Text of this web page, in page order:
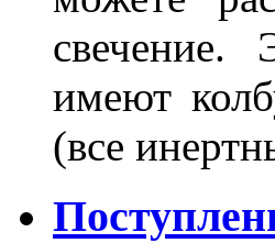
имеют
(все